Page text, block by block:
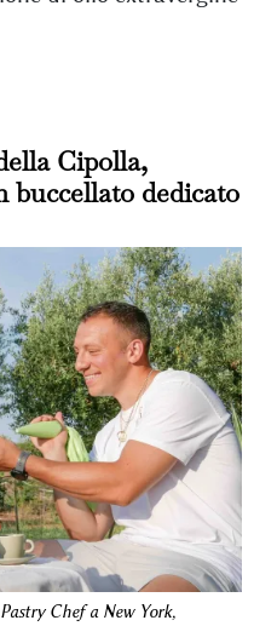
Cipolla,
dedicato
Chef a New York,